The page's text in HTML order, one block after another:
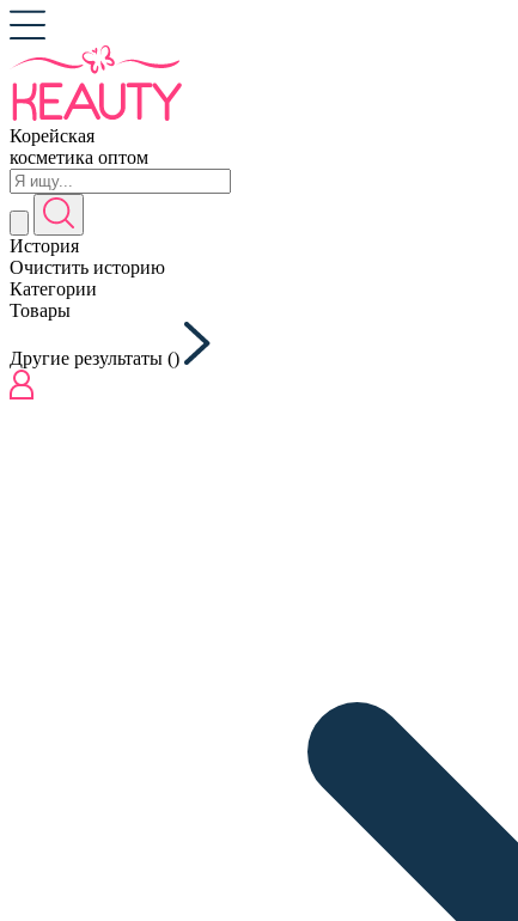
Корейская
косметика оптом
История
Очистить историю
Категории
Товары
Другие результаты ()